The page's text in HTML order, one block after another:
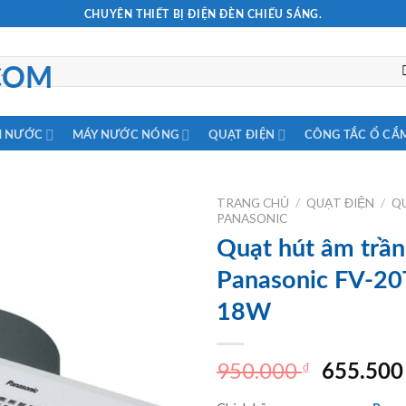
CHUYÊN THIẾT BỊ ĐIỆN ĐÈN CHIẾU SÁNG.
NƯỚC MÁY NƯỚC NÓNG QUẠT ĐIỆN CÔNG TẮC Ổ
TRANG CHỦ / QUẠT ĐIỆN /
PANASONIC
Quạt hút âm trần
Panasonic FV-
18W
950.000₫
Giá